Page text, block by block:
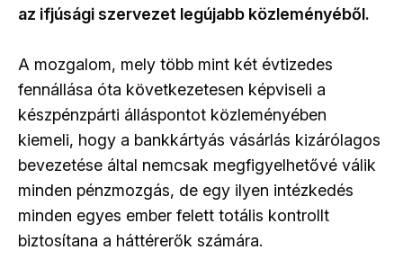
az ifjúsági szervezet legújabb közleményéből.
A mozgalom, mely több mint két évtizedes
fennállása óta következetesen képviseli a
készpénzpárti álláspontot közleményében
kiemeli, hogy a bankkártyás vásárlás kizárólagos
bevezetése által nemcsak megfigyelhetővé válik
minden pénzmozgás, de egy ilyen intézkedés
minden egyes ember felett totális kontrollt
biztosítana a háttérerők számára.